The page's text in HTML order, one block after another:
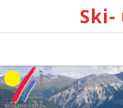
Ski-